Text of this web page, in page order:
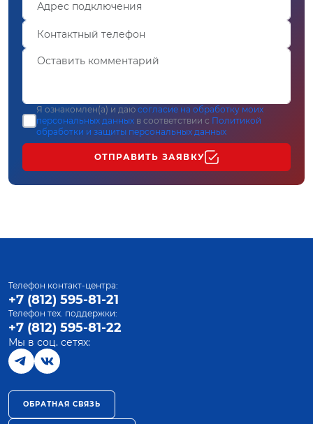
Я ознакомлен(а) и даю согласие на обработку моих
персональных данных в соответствии с Политикой
обработки и защиты персональных данных
ОТПРАВИТЬ ЗАЯВКУ
Телефон контакт-центра:
+7 (812) 595-81-21
Телефон тех. поддержки:
+7 (812) 595-81-22
Мы в соц. сетях:
ОБРАТНАЯ СВЯЗЬ